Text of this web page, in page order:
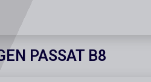
PASSAT B8